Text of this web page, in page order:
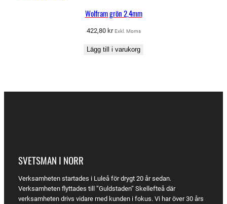
Wolfram grön 2,4mm
422,80 kr Exkl. Moms
Lägg till i varukorg
SVETSMAN I NORR
Verksamheten startades i Luleå för drygt 20 år sedan.
Verksamheten flyttades till ”Guldstaden” Skellefteå där
verksamheten drivs vidare med kunden i fokus. Vi har över 30 års